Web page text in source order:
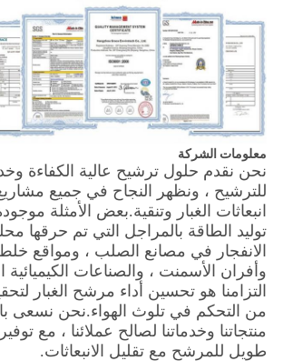
معلومات الشركة
نحن نقدم حلول ترشيح عالية الكفاءة
للترشيح ، ونظهر النجاح في جميع
انبعاثات الغبار وتنقية.بعض الأمثلة
توليد الطاقة بالمراجل التي تم حرقها
الانفجار في مصانع الصلب ، ومواقع
وأفران الأسمنت ، والصناعات الكيميائية
التزامنا هو تحسين أداء مرشح الغبار
من التحكم في تلوث الهواء.نحن نسعى
منتجاتنا وخدماتنا لصالح عملائنا ، مع
طويل للمرشح مع تقليل الانبعاثات.